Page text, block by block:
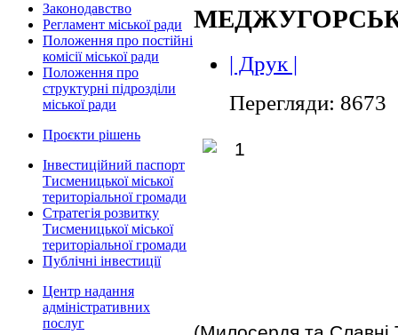
Законодавство
Регламент міської ради
Положення про постійні
комісії міської ради
Положення про
структурні підрозділи
міської ради
Проєкти рішень
Інвестиційний паспорт
Тисменицької міської
територіальної громади
Стратегія розвитку
Тисменицької міської
територіальної громади
Публічні інвестиції
Центр надання
адміністративних
послуг
| Друк |
Перегляди: 8673